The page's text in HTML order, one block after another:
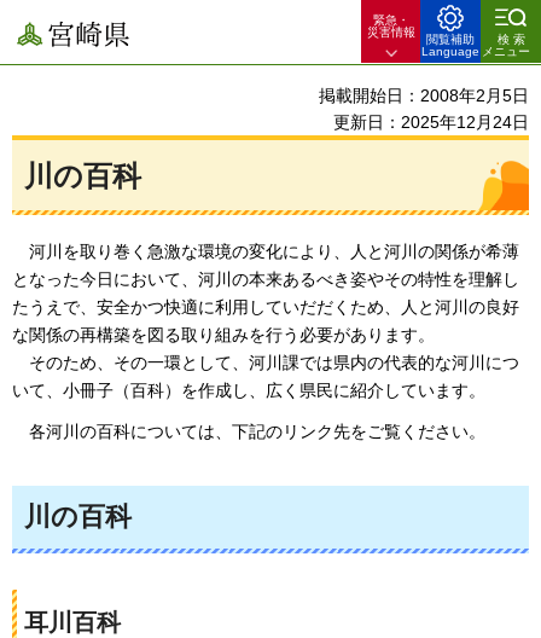
宮崎県
緊急・
災害情報
閲覧補助
Language
検索
メニュー
掲載開始日：2008年2月5日
更新日：2025年12月24日
川の百科
河川を取り巻く 急激な環境の変化により、人と河川の関係が希薄
となった今日において、河川の本来あるべき姿やその特性を理解し
たうえで、安全かつ快適に利用していだだくため、人と河川の良好
な関係の再構築を図る取り組みを行う必要があります。
そのため、 その一環として、河川課では県内の代表的な河川につ
いて、小冊子（百科）を作成し、広く県民に紹介しています。
各河川の百科については、下記のリンク先をご覧ください。
川の百科
耳川百科